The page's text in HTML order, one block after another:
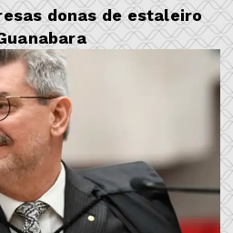
donas de estaleiro